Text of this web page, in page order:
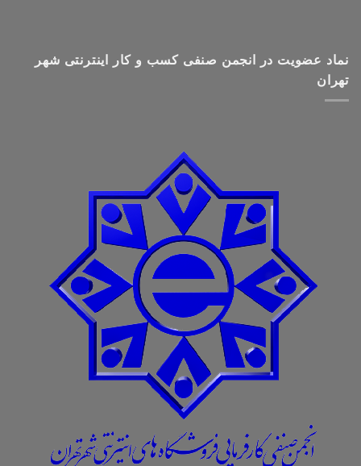
نماد عضویت در انجمن صنفی کسب و کار اینترنتی شهر
تهران